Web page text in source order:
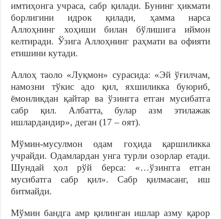
имтиҳонга учраса, сабр қилади. Бунинг ҳикмати
борлигини идрок қилади, ҳамма нарса
Аллоҳнинг хоҳиши билан бўлишига иймон
келтиради. Ўзига Аллоҳнинг раҳмати ва офияти
етишини кутади.
Аллоҳ таоло «Луқмон» сурасида: «Эй ўғилчам,
намозни тўкис адо қил, яхшиликка буюриб,
ёмонликдан қайтар ва ўзингга етган мусибатга
сабр қил. Албатта, булар азм этилажак
ишлардандир», деган (17 – оят).
Мўмин-мусулмон одам гоҳида қаршиликка
учрайди. Одамлардан унга турли озорлар етади.
Шундай ҳол рўй берса: «…ўзингга етган
мусибатга сабр қил». Сабр қилмасанг, иш
битмайди.
Мўмин бандга амр қилинган ишлар азму қарор